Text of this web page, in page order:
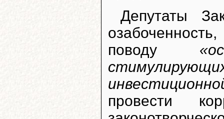
Депутаты
поводу
провести